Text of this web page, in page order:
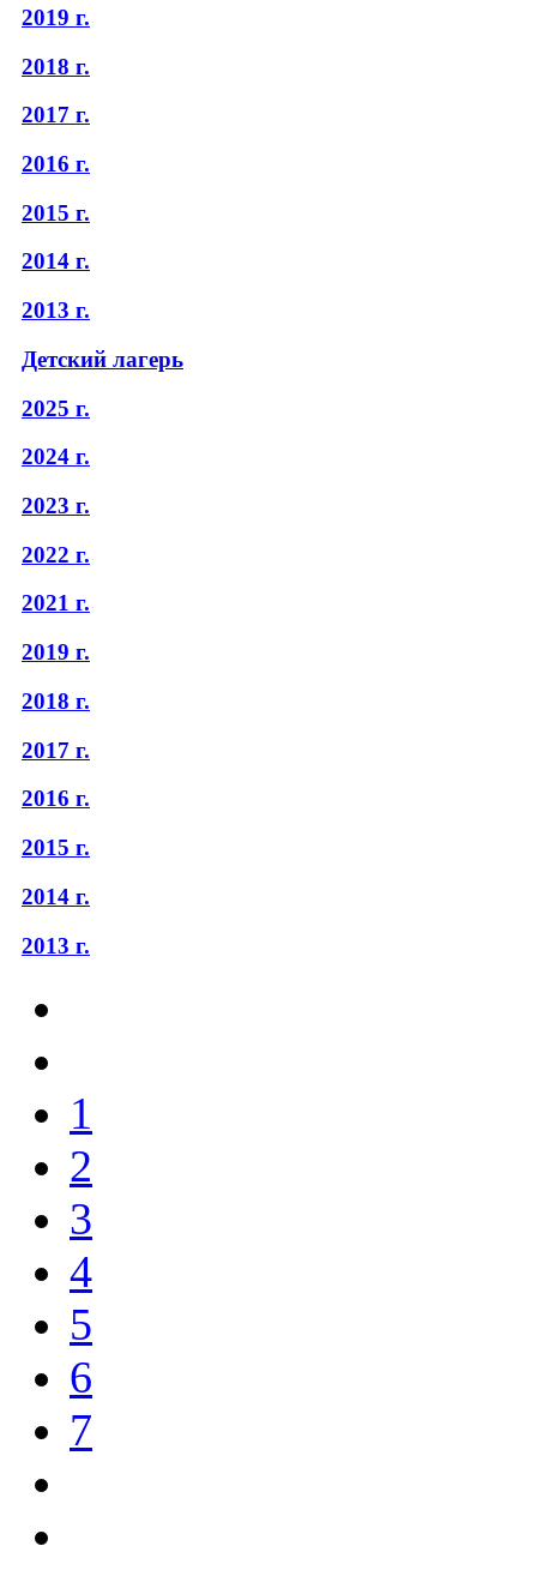
2019 г.
2018 г.
2017 г.
2016 г.
2015 г.
2014 г.
2013 г.
Детский лагерь
2025 г.
2024 г.
2023 г.
2022 г.
2021 г.
2019 г.
2018 г.
2017 г.
2016 г.
2015 г.
2014 г.
2013 г.
1
2
3
4
5
6
7